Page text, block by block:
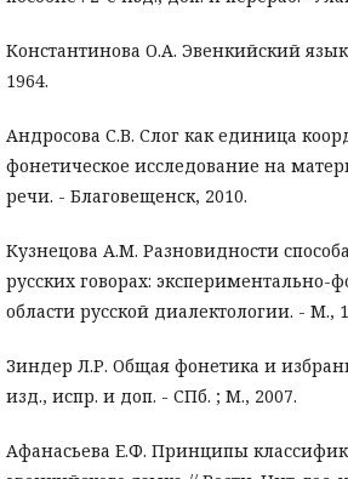
Константинова О.А. Эвенкийский
1964.
Андросова С.В. Слог как единица
фонетическое исследование на
речи. - Благовещенск, 2010.
Кузнецова А.М. Разновидности
русских говорах: экспериментально-
области русской диалектологии. - М.,
Зиндер Л.Р. Общая фонетика и
изд., испр. и доп. - СПб. ; М., 2007.
Афанасьева Е.Ф. Принципы